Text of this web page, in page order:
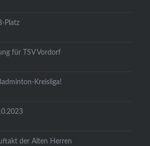
Platz
für TSV Vordorf
Kreisliga!
der Alten Herren